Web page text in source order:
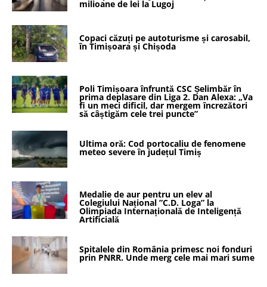
milioane de lei la Lugoj
Copaci căzuți pe autoturisme și carosabil,
în Timișoara și Chișoda
Poli Timișoara înfruntă CSC Șelimbăr în
prima deplasare din Liga 2. Dan Alexa: „Va
fi un meci dificil, dar mergem încrezători
să câștigăm cele trei puncte”
Ultima oră: Cod portocaliu de fenomene
meteo severe în județul Timiș
Medalie de aur pentru un elev al
Colegiului Național ”C.D. Loga” la
Olimpiada Internațională de Inteligență
Artificială
Spitalele din România primesc noi fonduri
prin PNRR. Unde merg cele mai mari sume